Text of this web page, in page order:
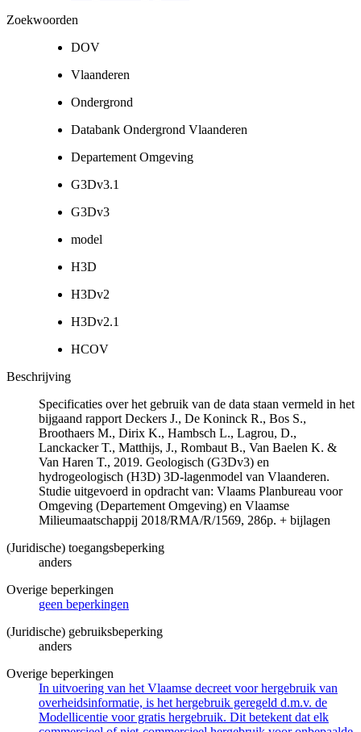
Zoekwoorden
DOV
Vlaanderen
Ondergrond
Databank Ondergrond Vlaanderen
Departement Omgeving
G3Dv3.1
G3Dv3
model
H3D
H3Dv2
H3Dv2.1
HCOV
Beschrijving
Specificaties over het gebruik van de data staan vermeld in het
bijgaand rapport Deckers J., De Koninck R., Bos S.,
Broothaers M., Dirix K., Hambsch L., Lagrou, D.,
Lanckacker T., Matthijs, J., Rombaut B., Van Baelen K. &
Van Haren T., 2019. Geologisch (G3Dv3) en
hydrogeologisch (H3D) 3D-lagenmodel van Vlaanderen.
Studie uitgevoerd in opdracht van: Vlaams Planbureau voor
Omgeving (Departement Omgeving) en Vlaamse
Milieumaatschappij 2018/RMA/R/1569, 286p. + bijlagen
(Juridische) toegangsbeperking
anders
Overige beperkingen
geen beperkingen
(Juridische) gebruiksbeperking
anders
Overige beperkingen
In uitvoering van het Vlaamse decreet voor hergebruik van
overheidsinformatie, is het hergebruik geregeld d.m.v. de
Modellicentie voor gratis hergebruik. Dit betekent dat elk